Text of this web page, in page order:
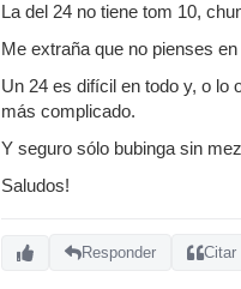
La del 24 no tiene tom 10,
Me extraña que no pienses
Un 24 es difícil en todo y, o lo
más complicado.
Y seguro sólo bubinga sin
Saludos!
Responder Citar